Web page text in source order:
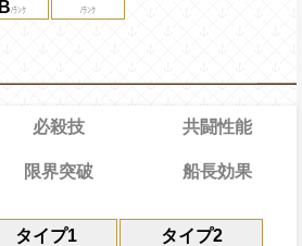
B
タイプ1 タイプ2
必殺技
通常 26→12ターン
限界突破
共闘性能
共闘性能
効果
限界突破
習得する効果
船長効果
通常時